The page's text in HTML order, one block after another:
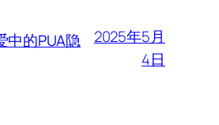
中的PUA隐
2025年5月
4日